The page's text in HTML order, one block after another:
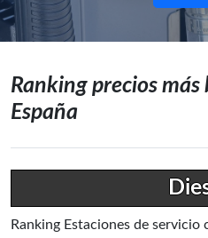
Ranking precios
España
Ranking Estaciones de servicio